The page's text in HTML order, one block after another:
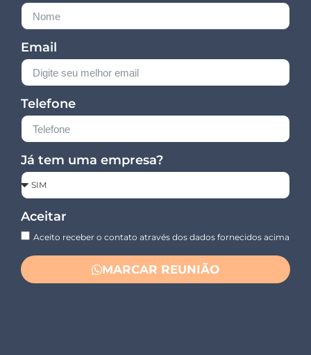
Email
Telefone
Já tem uma empresa?
Aceitar
Aceito receber o contato através dos dados fornecidos acima
MARCAR REUNIÃO